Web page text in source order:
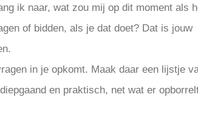
ik naar, wat zou mij op dit moment als
of bidden, als je dat doet? Dat is jouw
in je opkomt. Maak daar een lijstje
en praktisch, net wat er